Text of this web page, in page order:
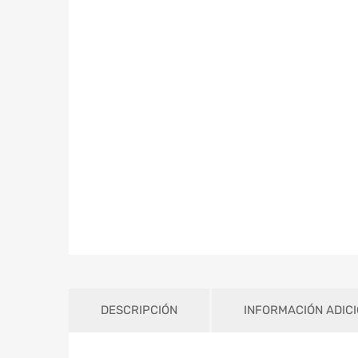
DESCRIPCIÓN INFORMACIÓN